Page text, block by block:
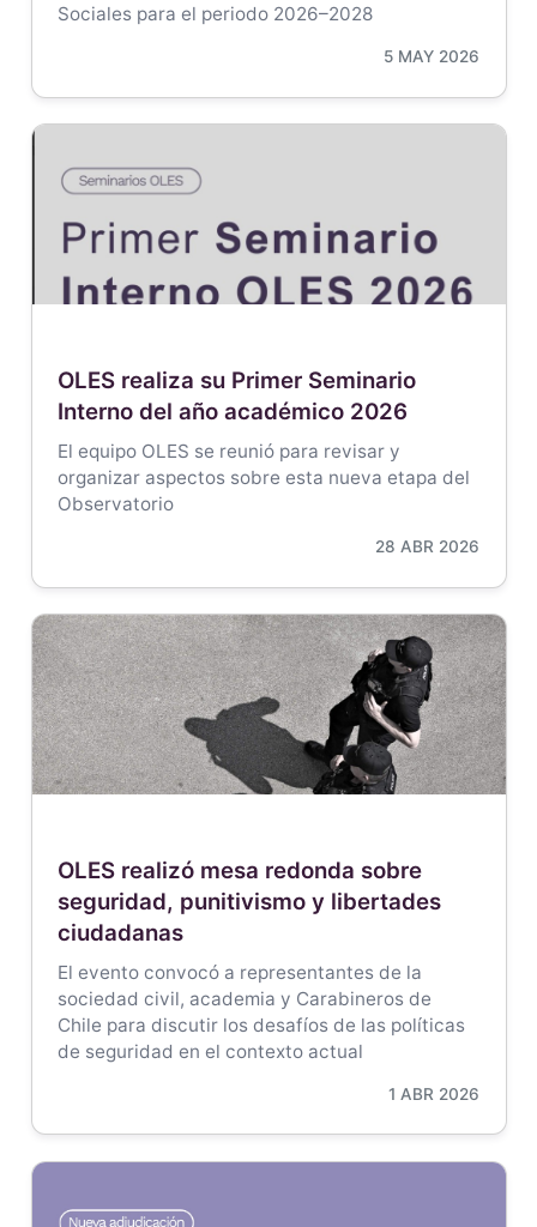
Sociales para el periodo 2026–2028
5 MAY 2026
OLES realiza su Primer Seminario
Interno del año académico 2026
El equipo OLES se reunió para revisar y
organizar aspectos sobre esta nueva etapa del
Observatorio
28 ABR 2026
OLES realizó mesa redonda sobre
seguridad, punitivismo y libertades
ciudadanas
El evento convocó a representantes de la
sociedad civil, academia y Carabineros de
Chile para discutir los desafíos de las políticas
de seguridad en el contexto actual
1 ABR 2026